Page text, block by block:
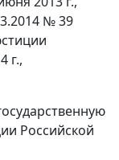
№ 39
г.,
Российской